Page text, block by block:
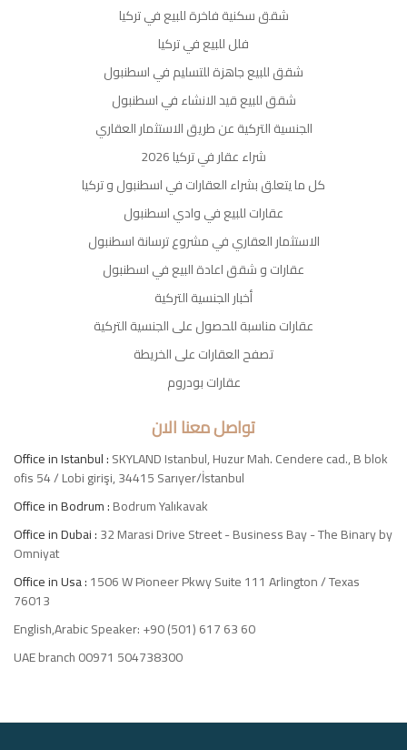
شقق سكنية فاخرة للبيع في تركيا
فلل للبيع في تركيا
شقق للبيع جاهزة للتسليم في اسطنبول
شقق للبيع قيد الانشاء في اسطنبول
الجنسية التركية عن طريق الاستثمار العقاري
شراء عقار في تركيا 2026
كل ما يتعلق بشراء العقارات في اسطنبول و تركيا
عقارات للبيع في وادي اسطنبول
الاستثمار العقاري في مشروع ترسانة اسطنبول
عقارات و شقق اعادة البيع في اسطنبول
أخبار الجنسية التركية
عقارات مناسبة للحصول على الجنسية التركية
تصفح العقارات على الخريطة
عقارات بودروم
تواصل معنا الان
Office in Istanbul :SKYLAND Istanbul, Huzur Mah. Cendere cad., B blok
ofis 54 / Lobi girişi, 34415 Sarıyer/İstanbul
Office in Bodrum :Bodrum Yalıkavak
Office in Dubai :32 Marasi Drive Street - Business Bay - The Binary by
Omniyat
Office in Usa :1506 W Pioneer Pkwy Suite 111 Arlington / Texas
76013
English,Arabic Speaker: +90 (501) 617 63 60
UAE branch 00971 504738300